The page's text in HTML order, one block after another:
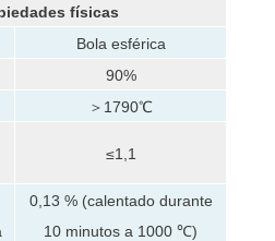
físicas
Bola esférica
90%
＞1790℃
≤1,1
0,13 % (calentado durante
10 minutos a 1000 ℃)